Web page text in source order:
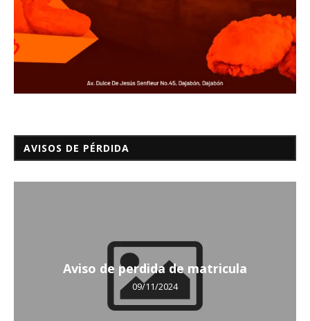
AVISOS DE PÉRDIDA
Aviso de perdida de matricula
09/11/2024